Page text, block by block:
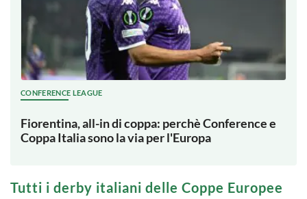
CONFERENCE LEAGUE
Fiorentina, all-in di coppa: perchè Conference e
Coppa Italia sono la via per l'Europa
Tutti i derby italiani delle Coppe Europee